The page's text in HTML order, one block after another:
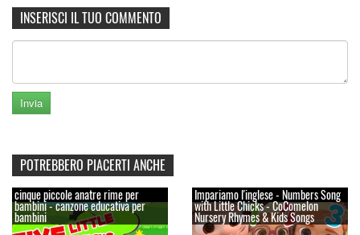
INSERISCI IL TUO COMMENTO
POTREBBERO PIACERTI ANCHE
cinque piccole anatre rime per
bambini - canzone educativa per
bambini
Impariamo l'inglese - Numbers Song
with Little Chicks - CoComelon
Nursery Rhymes & Kids Songs